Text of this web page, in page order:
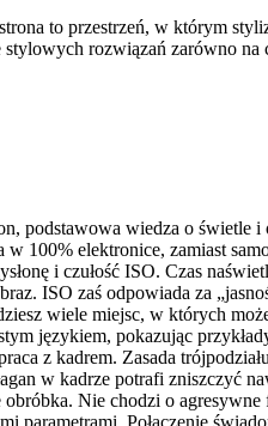
to przestrzeń, w którym
rozwiązań zarówno na
podstawowa wiedza o
100% elektronice, zamiast
i czułość ISO. Czas
ISO zaś odpowiada za
wiele miejsc, w których
językiem, pokazując
z kadrem. Zasada
w kadrze potrafi zniszczyć
Nie chodzi o